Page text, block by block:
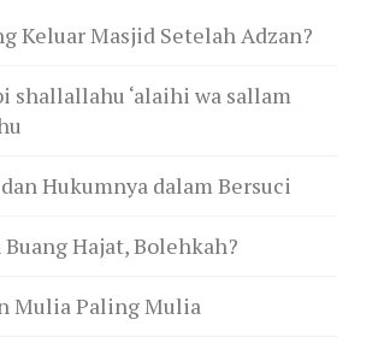
Keluar Masjid Setelah Adzan?
shallallahu ‘alaihi wa sallam
Hukumnya dalam Bersuci
Hajat, Bolehkah?
Mulia Paling Mulia